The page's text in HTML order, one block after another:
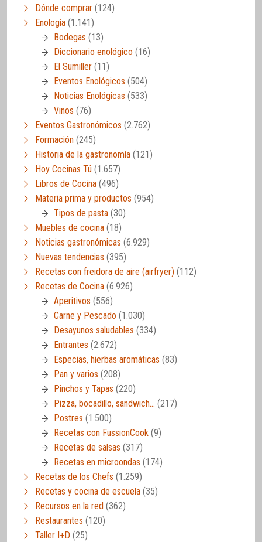
Dónde comprar (124)
Enología (1.141)
Bodegas (13)
Diccionario enológico (16)
El Sumiller (11)
Eventos Enológicos (504)
Noticias Enológicas (533)
Vinos (76)
Eventos Gastronómicos (2.762)
Formación (245)
Historia de la gastronomía (121)
Hoy Cocinas Tú (1.657)
Libros de Cocina (496)
Materia prima y productos (954)
Tipos de pasta (30)
Muebles de cocina (18)
Noticias gastronómicas (6.929)
Nuevas tendencias (395)
Recetas con freidora de aire (airfryer) (112)
Recetas de Cocina (6.926)
Aperitivos (556)
Carne y Pescado (1.030)
Desayunos saludables (334)
Entrantes (2.672)
Especias, hierbas aromáticas (83)
Pan y varios (208)
Pinchos y Tapas (220)
Pizza, bocadillo, sandwich… (217)
Postres (1.500)
Recetas con FussionCook (9)
Recetas de salsas (317)
Recetas en microondas (174)
Recetas de los Chefs (1.259)
Recetas y cocina de escuela (35)
Recursos en la red (362)
Restaurantes (120)
Taller I+D (25)